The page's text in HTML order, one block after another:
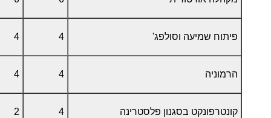
פיתוח שמיעה וסולפג' 4
4
הרמוניה 4
4
קונטרפונקט בסגנון פלסטרינה 4
2